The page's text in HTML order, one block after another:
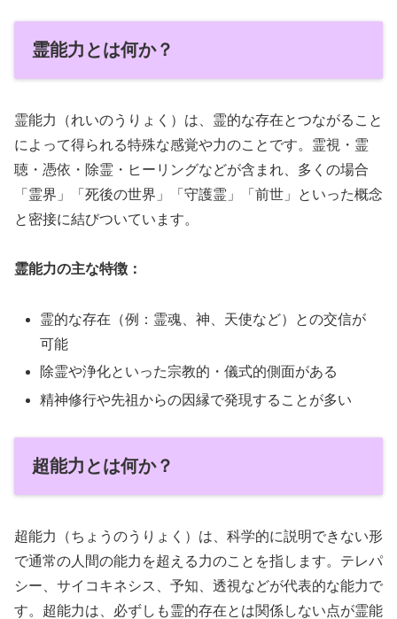
霊能力とは何か？
霊能力（れいのうりょく）は、霊的な存在とつながること
によって得られる特殊な感覚や力のことです。霊視・霊
聴・憑依・除霊・ヒーリングなどが含まれ、多くの場合
「霊界」「死後の世界」「守護霊」「前世」といった概念
と密接に結びついています。
霊能力の主な特徴：
霊的な存在（例：霊魂、神、天使など）との交信が
可能
除霊や浄化といった宗教的・儀式的側面がある
精神修行や先祖からの因縁で発現することが多い
超能力とは何か？
超能力（ちょうのうりょく）は、科学的に説明できない形
で通常の人間の能力を超える力のことを指します。テレパ
シー、サイコキネシス、予知、透視などが代表的な能力で
す。超能力は、必ずしも霊的存在とは関係しない点が霊能